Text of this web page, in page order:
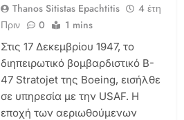
Thanos Sitistas Epachtitis
4 έτη
Πριν
0 1 mins
Στις 17 Δεκεμβρίου 1947, το
διηπειρωτικό βομβαρδιστικό B-
47 Stratojet της Boeing, εισήλθε
σε υπηρεσία με την USAF. Η
εποχή των αεριωθούμενων